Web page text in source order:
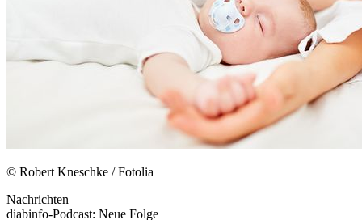
© Robert Kneschke / Fotolia
Nachrichten
diabinfo-Podcast: Neue Folge